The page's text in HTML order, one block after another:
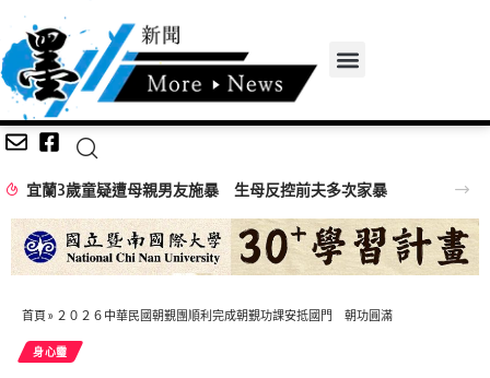
友施暴 生母反控前夫多次家暴
首頁 » ２０２６中華民國朝覲團順利完成朝覲功課安抵國門 朝功圓滿
身心𩆜